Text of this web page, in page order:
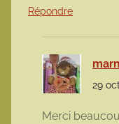
Répondre
29
Merci